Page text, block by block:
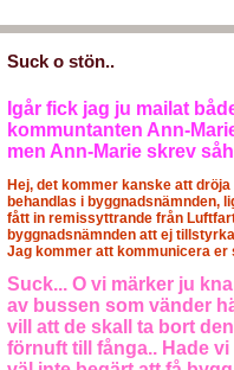
Suck o stön..
Igår fick jag ju mailat
kommuntanten Ann-
men Ann-Marie skrev
Hej, det kommer kanske att
behandlas i byggnadsnämnden,
fått in remissyttrande från
byggnadsnämnden att ej
Jag kommer att kommunicera er
Suck... O vi märker ju
av bussen som vänder
vill att de skall ta bort
förnuft till fånga.. Hade